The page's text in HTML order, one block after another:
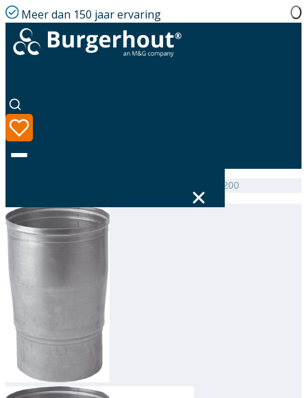
Meer dan 150 jaar ervaring
Taal
Oplossingen
Downloads
Academy
NEN 7203 Expander AL 180/200